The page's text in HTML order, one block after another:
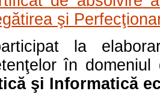
şi
la
în
şi Informatică